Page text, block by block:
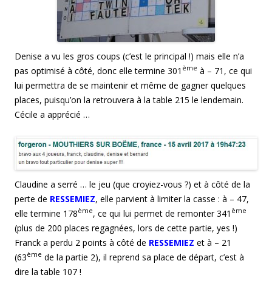
Denise a vu les gros coups (c’est le principal !) mais elle n’a
pas optimisé à côté, donc elle termine 301 ème à – 71, ce qui
lui permettra de se maintenir et même de gagner quelques
places, puisqu’on la retrouvera à la table 215 le lendemain.
Cécile a apprécié …
Claudine a serré … le jeu (que croyiez-vous ?) et à côté de la
perte de RESSEMIEZ, elle parvient à limiter la casse : à – 47,
elle termine 178ème, ce qui lui permet de remonter 341 ème
(plus de 200 places regagnées, lors de cette partie, yes !)
Franck a perdu 2 points à côté de RESSEMIEZ et à – 21
(63ème de la partie 2), il reprend sa place de départ, c’est à
dire la table 107 !